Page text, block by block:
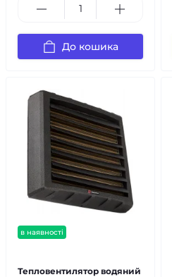
До кошика
в наявності
Тепловентилятор водяний